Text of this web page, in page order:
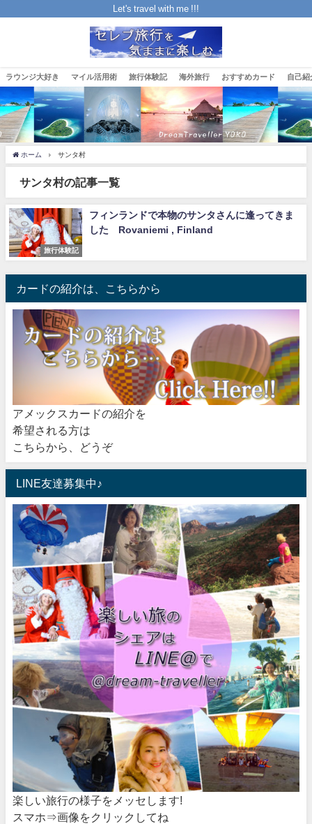
Let's travel with me !!!
ラウンジ大好き マイル活用術 旅行体験記 海外旅行 おすすめカード 自己紹
ホーム サンタ村
サンタ村の記事一覧
旅行体験記
フィンランドで本物のサンタさんに逢ってきま
した Rovaniemi , Finland
カードの紹介は、こちらから
アメックスカードの紹介を
希望される方は
こちらから、どうぞ
LINE友達募集中♪
楽しい旅行の様子をメッセします!
スマホ⇒画像をクリックしてね